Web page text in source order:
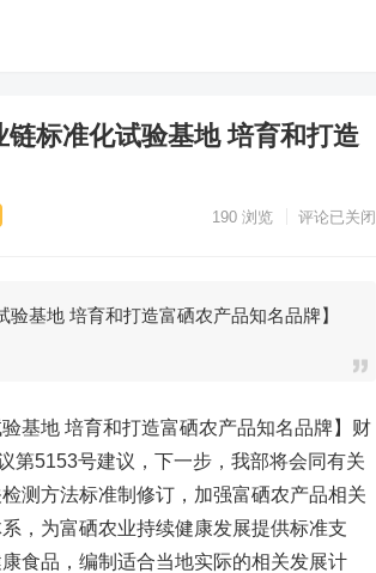
标准化试验基地 培育和打造
190 浏览 评论已关闭
基地 培育和打造富硒农产品知名品牌】
基地 培育和打造富硒农产品知名品牌】财
第5153号建议，下一步，我部将会同有关
测方法标准制修订，加强富硒农产品相关
，为富硒农业持续健康发展提供标准支
食品，编制适合当地实际的相关发展计